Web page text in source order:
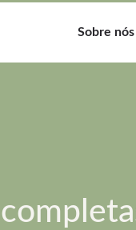
Sobre nós